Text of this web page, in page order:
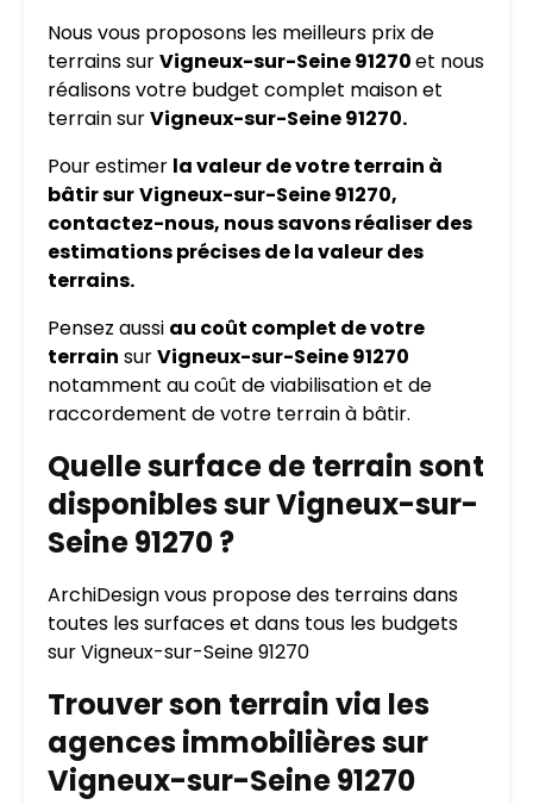
Nous vous proposons les meilleurs prix de
terrains surVigneux-sur-Seine 91270et nous
réalisons votre budget complet maison et
terrain surVigneux-sur-Seine 91270.
Pour estimer la valeur de votre terrain à
bâtir surVigneux-sur-Seine 91270,
contactez-nous, nous savons réaliser des
estimations précises de la valeur des
terrains.
Pensez aussi au coût complet de votre
terrain surVigneux-sur-Seine 91270
notamment au coût de viabilisation et de
raccordement de votre terrain à bâtir.
Quelle surface de terrain sont
disponibles sur Vigneux-sur-
Seine 91270 ?
ArchiDesign vous propose des terrains dans
toutes les surfaces et dans tous les budgets
sur Vigneux-sur-Seine 91270
Trouver son terrain via les
agences immobilières sur
Vigneux-sur-Seine 91270